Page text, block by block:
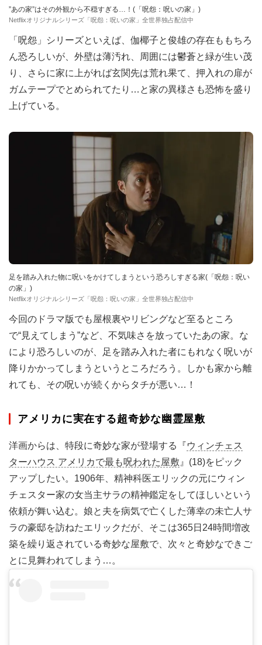
”あの家”はその外観から不穏すぎる…！(「呪怨：呪いの家」)
Netflixオリジナルシリーズ「呪怨：呪いの家」全世界独占配信中
「呪怨」シリーズといえば、伽椰子と俊雄の存在ももちろ
ん恐ろしいが、外壁は薄汚れ、周囲には鬱蒼と緑が生い茂
り、さらに家に上がれば玄関先は荒れ果て、押入れの扉が
ガムテープでとめられてたり…と家の異様さも恐怖を盛り
上げている。
足を踏み入れた物に呪いをかけてしまうという恐ろしすぎる家(「呪怨：呪い
の家」)
Netflixオリジナルシリーズ「呪怨：呪いの家」全世界独占配信中
今回のドラマ版でも屋根裏やリビングなど至るところ
で“見えてしまう”など、不気味さを放っていたあの家。な
により恐ろしいのが、足を踏み入れた者にもれなく呪いが
降りかかってしまうというところだろう。しかも家から離
れても、その呪いが続くからタチが悪い…！
アメリカに実在する超奇妙な幽霊屋敷
洋画からは、特段に奇妙な家が登場する『ウィンチェス
ターハウス アメリカで最も呪われた屋敷 』(18)をピック
アップしたい。1906年、精神科医エリックの元にウィン
チェスター家の女当主サラの精神鑑定をしてほしいという
依頼が舞い込む。娘と夫を病気で亡くした薄幸の未亡人サ
ラの豪邸を訪ねたエリックだが、そこは365日24時間増改
築を繰り返されている奇妙な屋敷で、次々と奇妙なできご
とに見舞われてしまう…。